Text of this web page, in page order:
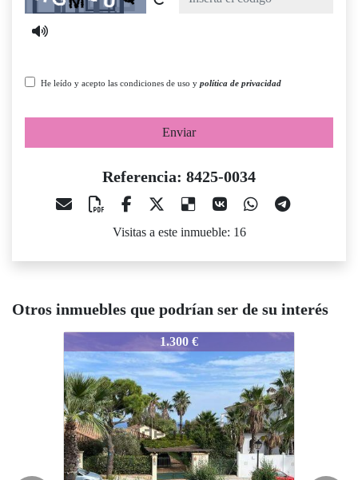
He leído y acepto las condiciones de uso y política de privacidad
Enviar
Referencia: 8425-0034
Visitas a este inmueble: 16
Otros inmuebles que podrían ser de su interés
1.300 €
8425-0034